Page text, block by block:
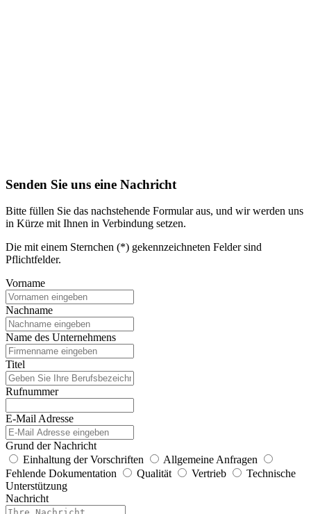
Senden Sie uns eine Nachricht
Bitte füllen Sie das nachstehende Formular aus, und wir werden uns
in Kürze mit Ihnen in Verbindung setzen.
Die mit einem Sternchen (*) gekennzeichneten Felder sind
Pflichtfelder.
Vorname
Nachname
Name des Unternehmens
Titel
Rufnummer
E-Mail Adresse
Grund der Nachricht
Einhaltung der Vorschriften
Allgemeine Anfragen
Fehlende Dokumentation
Qualität Vertrieb
Technische
Unterstützung
Nachricht